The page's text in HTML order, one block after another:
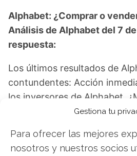
Gestiona tu
Para ofrecer las mejores
nosotros y nuestros socios
Alphabet: ¿Comprar o
Análisis de Alphabet del 7
respuesta:
Los últimos resultados de
contundentes: Acción
los inversores de Alphabet.
invertir o es momento de
exactamente qué hacer.